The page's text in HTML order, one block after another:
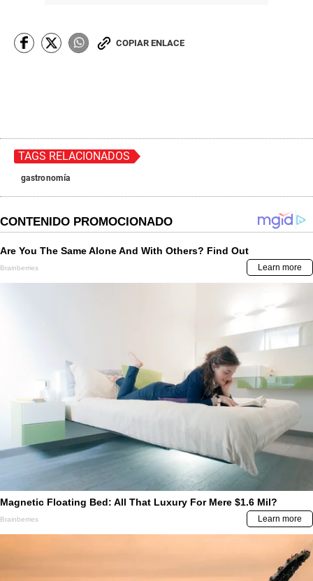
COPIAR ENLACE
TAGS RELACIONADOS
gastronomía